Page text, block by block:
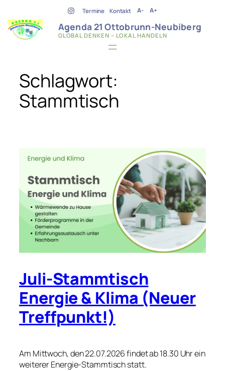
Inhalt
springen
Termine Kontakt A- A+
Agenda 21 Ottobrunn-Neubiberg
GLOBAL DENKEN – LOKAL HANDELN
Schlagwort:
Stammtisch
Juli-Stammtisch
Energie & Klima (Neuer
Treffpunkt!)
Am Mittwoch, den 22.07.2026 findet ab 18.30 Uhr ein
weiterer Energie-Stammtisch statt.